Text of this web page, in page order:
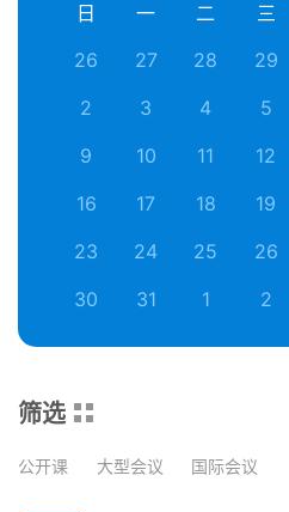
日 一 二 三
26
27 28 29
2
3 4 5
9
10 11 12
16
17 18 19
23
24 25 26
30
31 1 2
筛选
公开课 大型会议 国际会议